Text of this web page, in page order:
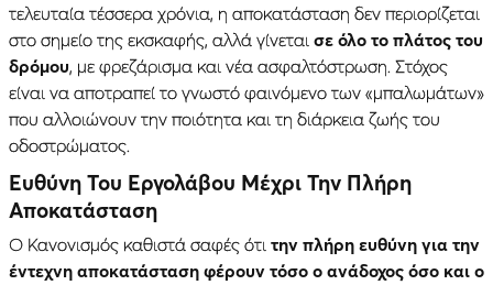
τελευταία τέσσερα χρόνια, η αποκατάσταση δεν περιορίζεται
στο σημείο της εκσκαφής, αλλά γίνεται σε όλο το πλάτος του
δρόμου, με φρεζάρισμα και νέα ασφαλτόστρωση. Στόχος
είναι να αποτραπεί το γνωστό φαινόμενο των «μπαλωμάτων»
που αλλοιώνουν την ποιότητα και τη διάρκεια ζωής του
οδοστρώματος.
Ευθύνη Του Εργολάβου Μέχρι Την Πλήρη
Αποκατάσταση
Ο Κανονισμός καθιστά σαφές ότι την πλήρη ευθύνη για την
έντεχνη αποκατάσταση φέρουν τόσο ο ανάδοχος όσο και ο